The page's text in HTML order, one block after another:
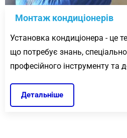
Монтаж кондиціонерів
Установка кондиціонера - це
що потребує знань,
професійного інструменту та
Детальніше